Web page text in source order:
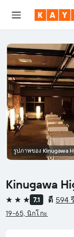
Kinugawa
3 ดาว 7.1 ดี 594
19-65, นิกโกะ
รูปภาพของ Kinugawa